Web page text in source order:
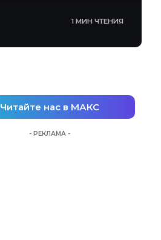
1 МИН ЧТЕНИЯ
Читайте нас в МАКС
- РЕКЛАМА -